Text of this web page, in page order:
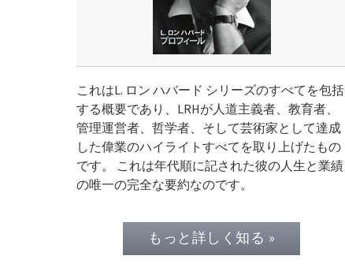
これはL. ロン ハバード シリーズのすべてを包括
する概要であり、LRHが人道主義者、教育者、
管理運営者、哲学者、そして芸術家として達成
した偉業のハイライトすべてを取り上げたもの
です。 これは年代順に記された彼の人生と業績
の唯一の完全な要約なのです。
もっと詳しく知る »